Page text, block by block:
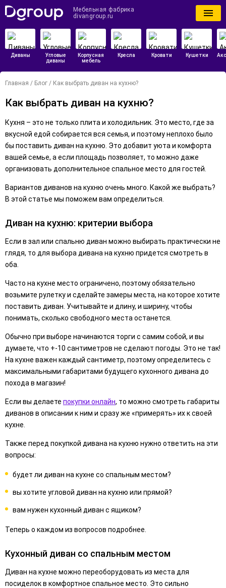
Мебельная фабрика
divangroup.ru
Диваны
Угловые
диваны
Корпусная
мебель
Кресла Кровати Кушетки
Главная / Блог / Как выбрать диван на кухню?
Как выбрать диван на кухню?
Кухня – это не только плита и холодильник. Это место, где за
вкусной едой собирается вся семья, и поэтому неплохо было
бы поставить диван на кухню. Это добавит уюта и комфорта
вашей семье, а если площадь позволяет, то можно даже
организовать дополнительное спальное место для гостей.
Вариантов диванов на кухню очень много. Какой же выбрать?
В этой статье мы поможем вам определиться.
Диван на кухню: критерии выбора
Если в зал или спальню диван можно выбирать практически не
глядя, то для выбора дивана на кухню придется смотреть в
оба.
Часто на кухне место ограничено, поэтому обязательно
возьмите рулетку и сделайте замеры места, на которое хотите
поставить диван. Учитывайте и длину, и ширину, чтобы
понимать, сколько свободного места останется.
Обычно при выборе начинаются торги с самим собой, и вы
думаете, что +-10 сантиметров не сделают погоды. Это не так!
На кухне важен каждый сантиметр, поэтому определитесь с
максимальными габаритами будущего кухонного дивана до
похода в магазин!
Если вы делаете покупки онлайн, то можно смотреть габариты
диванов в описании к ним и сразу же «примерять» их к своей
кухне.
Также перед покупкой дивана на кухню нужно ответить на эти
вопросы:
будет ли диван на кухне со спальным местом?
вы хотите угловой диван на кухню или прямой?
вам нужен кухонный диван с ящиком?
Теперь о каждом из вопросов подробнее.
Кухонный диван со спальным местом
Диван на кухне можно переоборудовать из места для
посиделок в комфортное спальное место. Это сильно